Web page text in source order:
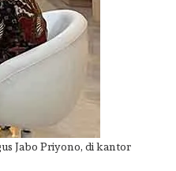
Jabo Priyono, di kantor